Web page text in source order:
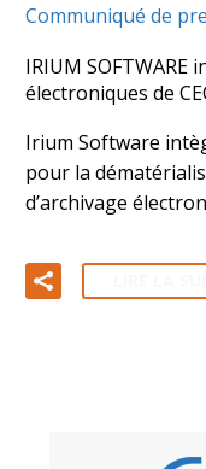
Communiqué de
IRIUM
électroniques de
Irium Software
pour la
d’archivage